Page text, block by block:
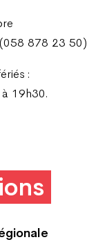
878 23 50)
:
19h30.